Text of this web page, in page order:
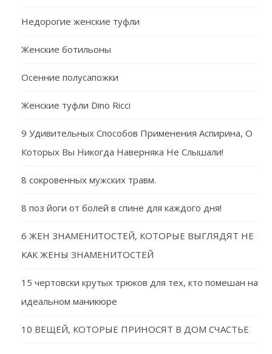
Недорогие женские туфли
Женские ботильоны
Осенние полусапожки
Женские туфли Dino Ricci
9 Удивительных Способов Применения Аспирина, О
Которых Вы Никогда Наверняка Не Слышали!
8 сокровенных мужских травм.
8 поз йоги от болей в спине для каждого дня!
6 ЖЕН ЗНАМЕНИТОСТЕЙ, КОТОРЫЕ ВЫГЛЯДЯТ НЕ
КАК ЖЕНЫ ЗНАМЕНИТОСТЕЙ
15 чертовски крутых трюков для тех, кто помешан на
идеальном маникюре
10 ВЕЩЕЙ, КОТОРЫЕ ПРИНОСЯТ В ДОМ СЧАСТЬЕ